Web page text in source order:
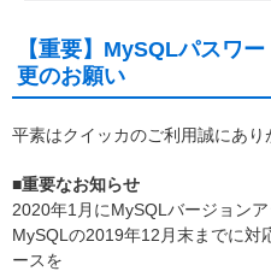
【重要】MySQLパスワ
更のお願い
平素はクイッカのご利用誠にあり
■重要なお知らせ
2020年1月にMySQLバージョンア
MySQLの2019年12月末までに対
ースを